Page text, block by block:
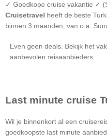
✓ Goedkope cruise vakantie ✓
Cruisetravel heeft de beste
binnen 3 maanden, van o.a.
Even geen deals. Bekijk het
aanbevolen reisaanbieders...
Last minute cruise
Wil je binnenkort al een
goedkoopste last minute